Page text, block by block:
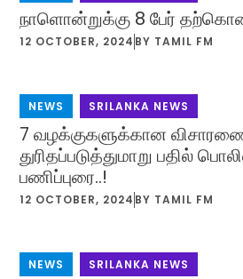
நாளொன்றுக்கு 8 பேர்
12 OCTOBER, 2024 BY TAMIL FM
NEWS SRILANKA NEWS
7 வழக்குகளுக்கான
துரிதப்படுத்துமாறு பதில்
பணிப்புரை..!
12 OCTOBER, 2024 BY TAMIL FM
NEWS SRILANKA NEWS